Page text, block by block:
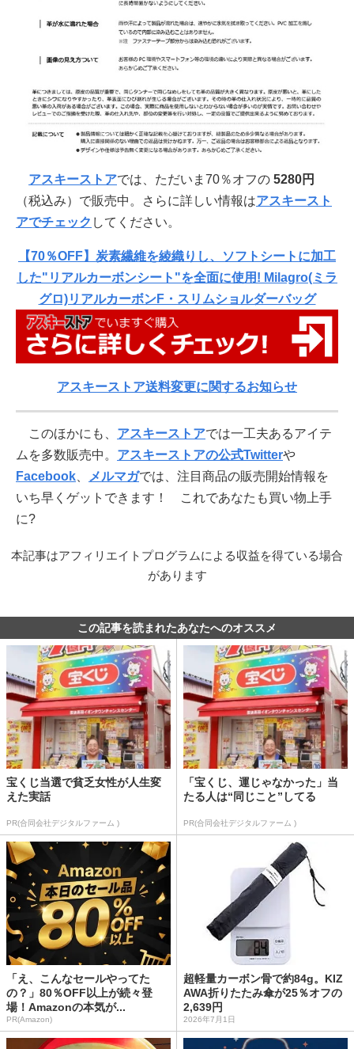
アスキーストアでは、ただいま70％オフの 5280円
（税込み）で販売中。さらに詳しい情報はアスキースト
アでチェック してください。
【70％OFF】炭素繊維を綾織りし、ソフトシートに加工
した"リアルカーボンシート"を全面に使用! Milagro(ミラ
グロ)リアルカーボンF・スリムショルダーバッグ
アスキーストア送料変更に関するお知らせ
このほかにも、 アスキーストアでは一工夫あるアイテ
ムを多数販売中。 アスキーストアの公式Twitterや
Facebook
メルマガでは、注目商品の販売開始情報を
いち早くゲットできます！ これであなたも買い物上手
に?
本記事はアフィリエイトプログラムによる収益を得ている場合
があります
この記事を読まれたあなたへのオススメ
宝くじ当選で貧乏女性が人生変
えた実話
PR(合同会社デジタルファーム )
「宝くじ、運じゃなかった」当
たる人は“同じこと”してる
PR(合同会社デジタルファーム )
「え、こんなセールやってた
の？」80％OFF以上が続々登
場！Amazonの本気が...
PR(Amazon)
超軽量カーボン骨で約84g。KIZ
AWA折りたたみ傘が25％オフの
2,639円
2026年7月1日